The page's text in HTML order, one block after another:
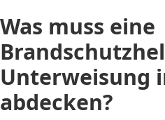
Was muss eine
Unterweisung
abdecken?